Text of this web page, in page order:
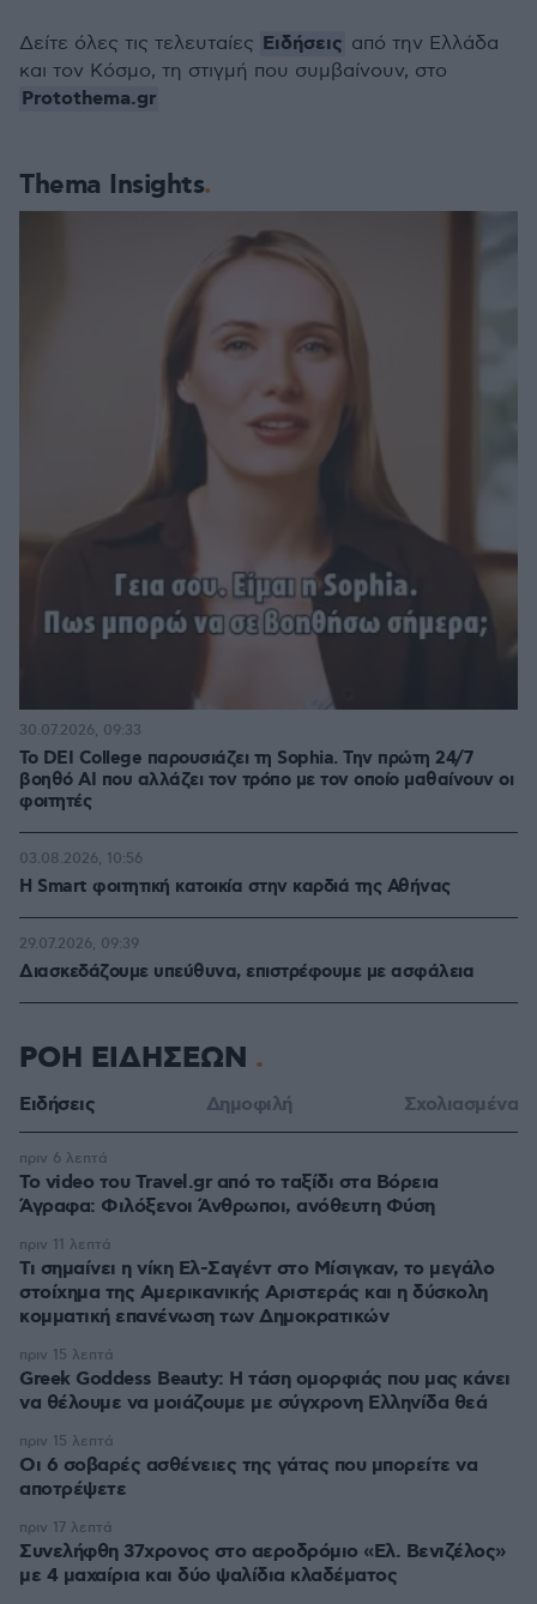
Thema Insights
Το DEI College παρουσιάζει τη Sophia. Την πρώτη 24/7
βοηθό AI που αλλάζει τον τρόπο με τον οποίο μαθαίνουν οι
φοιτητές
30.07.2026, 09:33
Η Smart φοιτητική κατοικία στην καρδιά της Αθήνας
03.08.2026, 10:56
Διασκεδάζουμε υπεύθυνα, επιστρέφουμε με ασφάλεια
29.07.2026, 09:39
Δείτε όλες τις τελευταίες Ειδήσεις από την Ελλάδα
και τον Κόσμο, τη στιγμή που συμβαίνουν, στο
Protothema.gr
ΡΟΗ ΕΙΔΗΣΕΩΝ
Ειδήσεις Δημοφιλή Σχολιασμένα
To video του Travel.gr από το ταξίδι στα Βόρεια
Άγραφα: Φιλόξενοι Άνθρωποι, ανόθευτη Φύση
πριν 6 λεπτά
Τι σημαίνει η νίκη Ελ-Σαγέντ στο Μίσιγκαν, το μεγάλο
στοίχημα της Aμερικανικής Αριστεράς και η δύσκολη
κομματική επανένωση των Δημοκρατικών
πριν 11 λεπτά
Greek Goddess Beauty: Η τάση ομορφιάς που μας κάνει
να θέλουμε να μοιάζουμε με σύγχρονη Ελληνίδα θεά
πριν 15 λεπτά
Οι 6 σοβαρές ασθένειες της γάτας που μπορείτε να
αποτρέψετε
πριν 15 λεπτά
Συνελήφθη 37χρονος στο αεροδρόμιο «Ελ. Βενιζέλος»
με 4 μαχαίρια και δύο ψαλίδια κλαδέματος
πριν 17 λεπτά